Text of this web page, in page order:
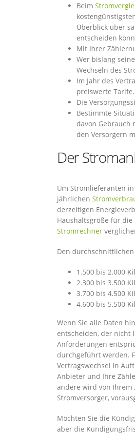
Beim
Überblick über
entscheiden
Mit Ihrer
Wer bislang
Wechseln des
Im Jahr des
preiswerte Tarife.
Die
Bestimmte
davon Gebrauch
den Versorgern
Der
Um Stromlieferanten
jährlichen
derzeitigen
Haushaltsgröße für
Stromrechner
Den
1.500 bis 2.000
2.300 bis 3.500
3.700 bis 4.500
4.600 bis 5.500
Wenn Sie alle Daten
entscheiden, der nicht
Anforderungen
durchgeführt werden.
Vertragswechsel in
Anbieter und Ihre
andere wird von Ihrem
Stromversorger,
Möchten Sie die
aber die